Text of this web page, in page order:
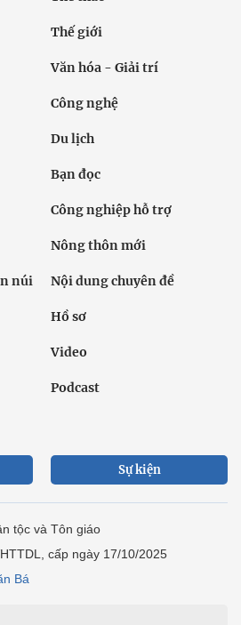
Thế giới
Văn hóa - Giải trí
Công nghệ
Du lịch
Bạn đọc
Công nghiệp hỗ trợ
Nông thôn mới
núi Nội dung chuyên đề
Hồ sơ
Video
Podcast
Sự kiện
tộc và Tôn giáo
cấp ngày 17/10/2025
Bá